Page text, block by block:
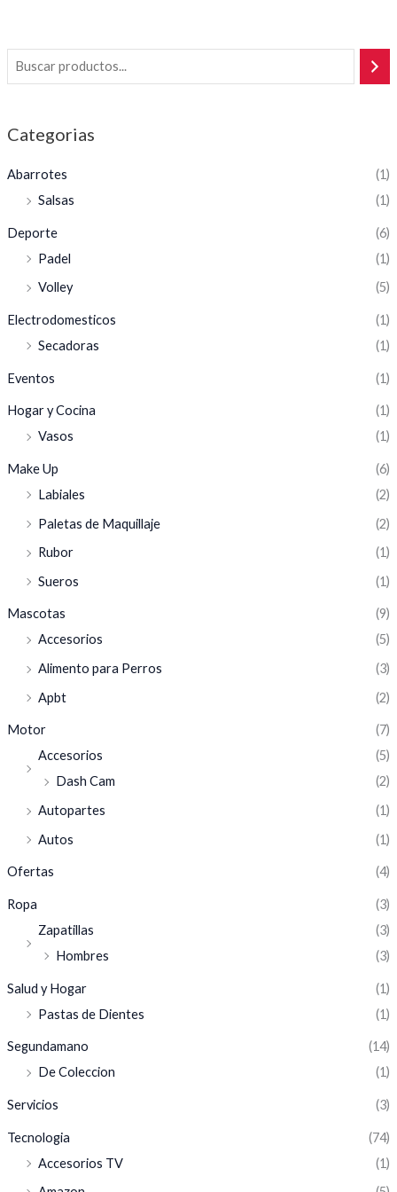
Categorias
Abarrotes
(1)
Salsas
(1)
Deporte
(6)
Padel
(1)
Volley
(5)
Electrodomesticos
(1)
Secadoras
(1)
Eventos (1)
Hogar y Cocina
(1)
Vasos
(1)
Make Up
(6)
Labiales
(2)
Paletas de Maquillaje
(2)
Rubor
(1)
Sueros
(1)
Mascotas
(9)
Accesorios
(5)
Alimento para Perros
(3)
Apbt
(2)
Motor
(7)
Accesorios
(5)
Dash Cam
(2)
Autopartes
(1)
Autos
(1)
Ofertas (4)
Ropa
(3)
Zapatillas
(3)
Hombres
(3)
Salud y Hogar
(1)
Pastas de Dientes
(1)
Segundamano
(14)
De Coleccion
(1)
Servicios (3)
Tecnologia
(74)
Accesorios TV
(1)